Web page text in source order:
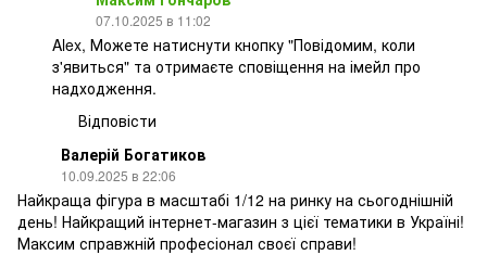
07.10.2025 в 11:02
Alex, Можете натиснути кнопку "Повідомим, коли
з'явиться" та отримаєте сповіщення на імейл про
надходження.
Відповісти
Валерій Богатиков
10.09.2025 в 22:06
Найкраща фігура в масштабі 1/12 на ринку на сьогоднішній
день! Найкращий інтернет-магазин з цієї тематики в Україні!
Максим справжній професіонал своєї справи!